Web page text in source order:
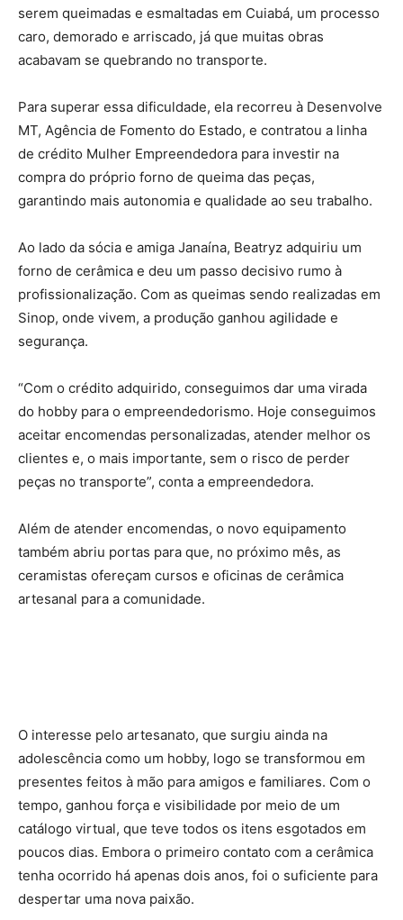
serem queimadas e esmaltadas em Cuiabá, um processo
caro, demorado e arriscado, já que muitas obras
acabavam se quebrando no transporte.
Para superar essa dificuldade, ela recorreu à Desenvolve
MT, Agência de Fomento do Estado, e contratou a linha
de crédito Mulher Empreendedora para investir na
compra do próprio forno de queima das peças,
garantindo mais autonomia e qualidade ao seu trabalho.
Ao lado da sócia e amiga Janaína, Beatryz adquiriu um
forno de cerâmica e deu um passo decisivo rumo à
profissionalização. Com as queimas sendo realizadas em
Sinop, onde vivem, a produção ganhou agilidade e
segurança.
“Com o crédito adquirido, conseguimos dar uma virada
do hobby para o empreendedorismo. Hoje conseguimos
aceitar encomendas personalizadas, atender melhor os
clientes e, o mais importante, sem o risco de perder
peças no transporte”, conta a empreendedora.
Além de atender encomendas, o novo equipamento
também abriu portas para que, no próximo mês, as
ceramistas ofereçam cursos e oficinas de cerâmica
artesanal para a comunidade.
O interesse pelo artesanato, que surgiu ainda na
adolescência como um hobby, logo se transformou em
presentes feitos à mão para amigos e familiares. Com o
tempo, ganhou força e visibilidade por meio de um
catálogo virtual, que teve todos os itens esgotados em
poucos dias. Embora o primeiro contato com a cerâmica
tenha ocorrido há apenas dois anos, foi o suficiente para
despertar uma nova paixão.